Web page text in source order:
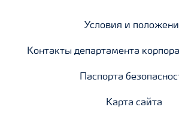
Условия и
Контакты департамента
Паспорта
Карта сайта